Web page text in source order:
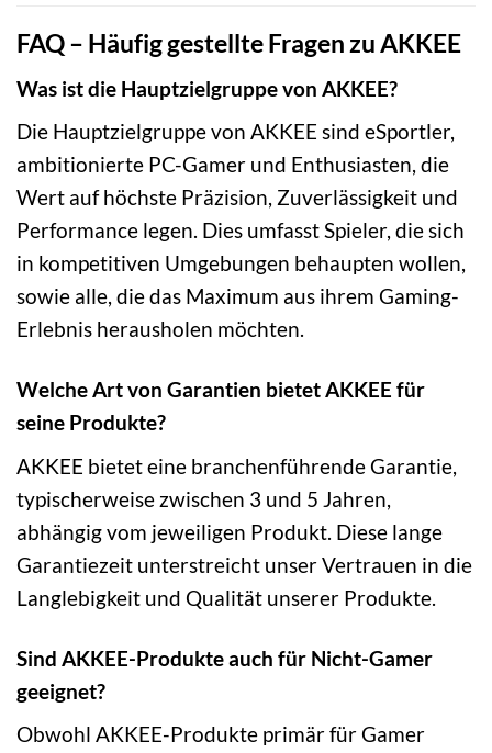
FAQ – Häufig gestellte Fragen zu AKKEE
Was ist die Hauptzielgruppe von AKKEE?
Die Hauptzielgruppe von AKKEE sind eSportler,
ambitionierte PC-Gamer und Enthusiasten, die
Wert auf höchste Präzision, Zuverlässigkeit und
Performance legen. Dies umfasst Spieler, die sich
in kompetitiven Umgebungen behaupten wollen,
sowie alle, die das Maximum aus ihrem Gaming-
Erlebnis herausholen möchten.
Welche Art von Garantien bietet AKKEE für
seine Produkte?
AKKEE bietet eine branchenführende Garantie,
typischerweise zwischen 3 und 5 Jahren,
abhängig vom jeweiligen Produkt. Diese lange
Garantiezeit unterstreicht unser Vertrauen in die
Langlebigkeit und Qualität unserer Produkte.
Sind AKKEE-Produkte auch für Nicht-Gamer
geeignet?
Obwohl AKKEE-Produkte primär für Gamer